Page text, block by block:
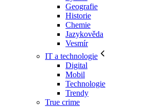
Geografie
Historie
Chemie
Jazykověda
Vesmír
IT a technologie
Digital
Mobil
Technologie
Trendy
True crime